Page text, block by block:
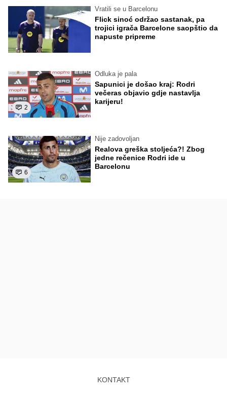
Vratili se u Barcelonu
Flick sinoć održao sastanak, pa
trojici igrača Barcelone saopštio da
napuste pripreme
2
Odluka je pala
Sapunici je došao kraj: Rodri
večeras objavio gdje nastavlja
karijeru!
6
Nije zadovoljan
Realova greška stoljeća?! Zbog
jedne rečenice Rodri ide u
Barcelonu
KONTAKT